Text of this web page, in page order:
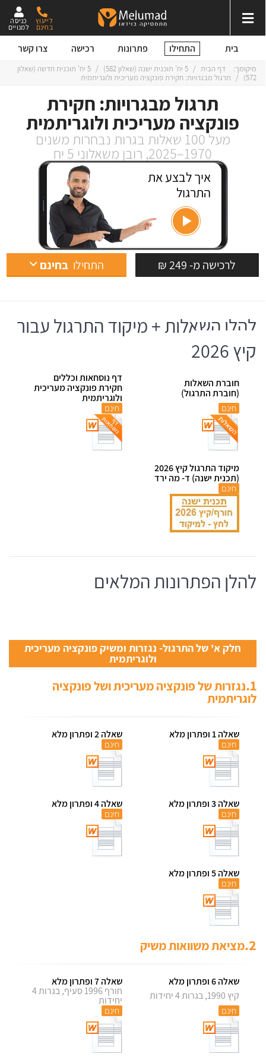
כניסה
למנויים
לייעוץ
בחינם
בית התחילו פתרונות רכישה צרו קשר
תרגול מבגרויות: חקירת
פונקציה מעריכית ולוגריתמית
מעל 100 שאלות בגרות נבחרות משנים
1970–2025, רובן משאלוני 5 יח
לרכישה מ- 249 ₪ התחילובחינם
איך לבצע את
התרגול
מיקומך: דף הבית / 5 יח' תוכנית ישנה (שאלון 582 )
/ 5 יח' תוכנית חדשה (שאלון
572
)
/ תרגול מבגרויות: חקירת פונקציה מעריכית ולוגריתמית
להלן השאלות + מיקוד התרגול עבור
קיץ 2026
חוברת השאלות
(חוברת התרגול)
חינם
דף נוסחאות וכללים
חקירת פונקציה מעריכית
ולוגריתמית
חינם
מיקוד התרגול קיץ 2026
(תכנית ישנה) ד- מה ירד
חינם
להלן הפתרונות המלאים
חלק א' של התרגול- נגזרות ומשיק פונקציה מעריכית
ולוגריתמית
1. נגזרות של פונקציה מעריכית ושל פונקציה
לוגריתמית
שאלה 1 ופתרון מלא
חינם
שאלה 2 ופתרון מלא
חינם
שאלה 3 ופתרון מלא
חינם
שאלה 4 ופתרון מלא
חינם
שאלה 5 ופתרון מלא
חינם
2. מציאת משוואות משיק
שאלה 6 ופתרון מלא
קיץ 1990, בגרות 4 יחידות
חינם
שאלה 7 ופתרון מלא
חורף 1996 סעיף, בגרות 4
יחידות
חינם